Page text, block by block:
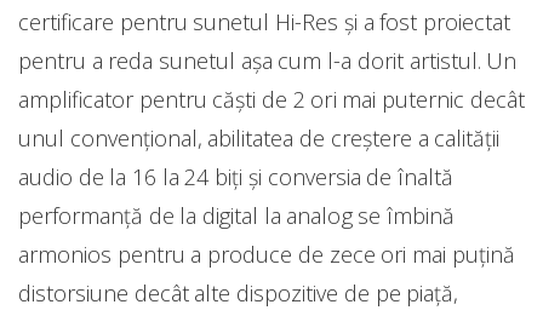
certificare pentru sunetul Hi-Res şi a fost proiectat
pentru a reda sunetul aşa cum l-a dorit artistul. Un
amplificator pentru căşti de 2 ori mai puternic decât
unul convențional, abilitatea de creștere a calității
audio de la 16 la 24 biţi şi conversia de înaltă
performanță de la digital la analog se îmbină
armonios pentru a produce de zece ori mai puțină
distorsiune decât alte dispozitive de pe piaţă,